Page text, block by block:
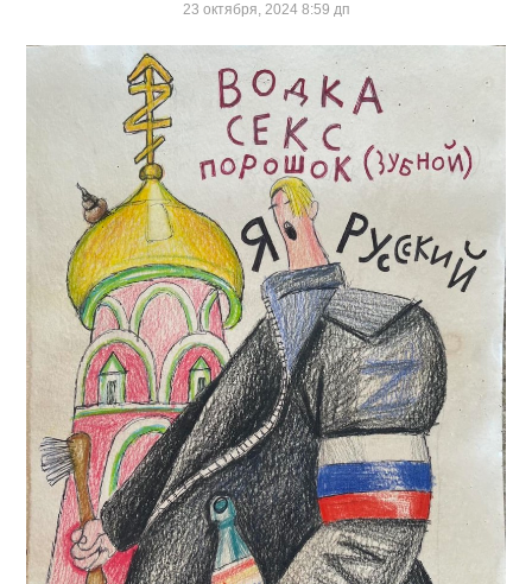
23 октября, 2024 8:59 дп